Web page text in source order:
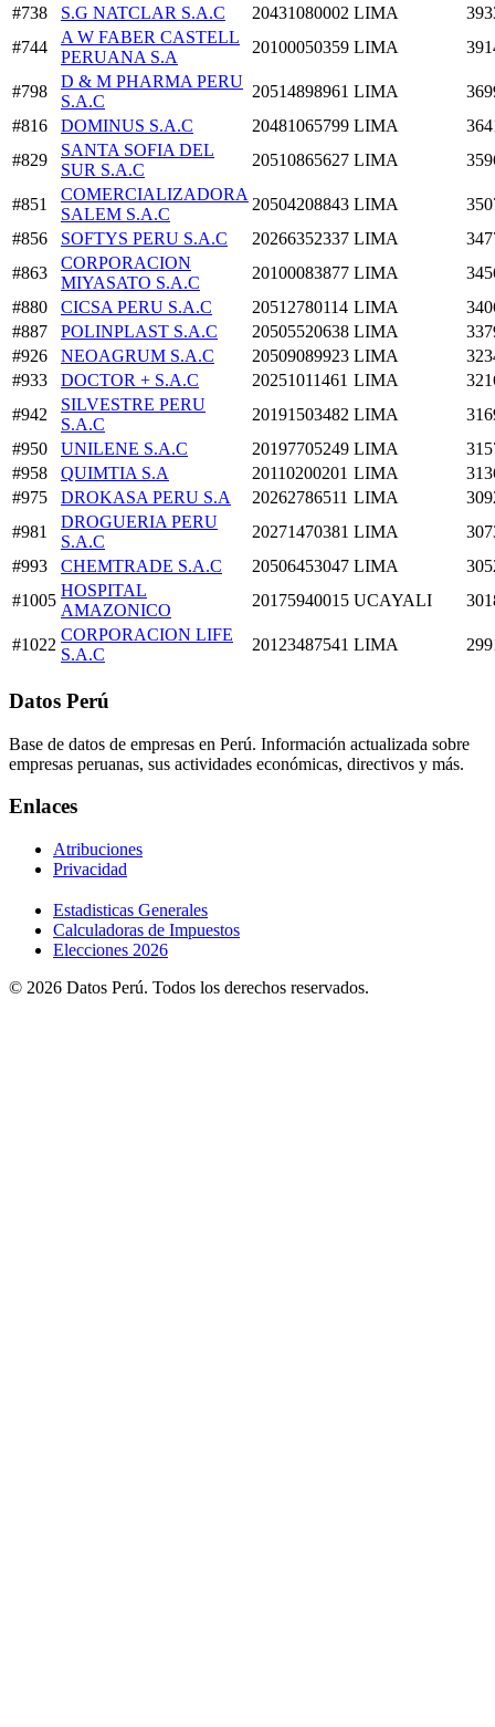
#738 S.G NATCLAR S.A.C 20431080002 LIMA
#744
A W FABER CASTELL
PERUANA S.A
20100050359 LIMA
#798
D & M PHARMA PERU
S.A.C
20514898961 LIMA
#816
DOMINUS S.A.C 20481065799 LIMA
#829
SANTA SOFIA DEL
SUR S.A.C
20510865627 LIMA
#851
COMERCIALIZADORA
SALEM S.A.C
20504208843 LIMA
#856
SOFTYS PERU S.A.C 20266352337 LIMA
#863
CORPORACION
MIYASATO S.A.C
20100083877 LIMA
#880
CICSA PERU S.A.C 20512780114 LIMA
#887
POLINPLAST S.A.C 20505520638 LIMA
#926
NEOAGRUM S.A.C 20509089923 LIMA
#933
DOCTOR + S.A.C 20251011461 LIMA
#942
SILVESTRE PERU
S.A.C
20191503482 LIMA
#950
UNILENE S.A.C 20197705249 LIMA
#958
QUIMTIA S.A 20110200201 LIMA
#975
DROKASA PERU S.A 20262786511 LIMA
#981
DROGUERIA PERU
S.A.C
20271470381 LIMA
#993
CHEMTRADE S.A.C 20506453047 LIMA
#1005
HOSPITAL
AMAZONICO
20175940015 UCAYALI
#1022
CORPORACION LIFE
S.A.C
20123487541 LIMA
Datos Perú
Base de datos de empresas en Perú. Información actualizada sobre
empresas peruanas, sus actividades económicas, directivos y más.
Enlaces
Atribuciones
Privacidad
Estadisticas Generales
Calculadoras de Impuestos
Elecciones 2026
© 2026 Datos Perú. Todos los derechos reservados.